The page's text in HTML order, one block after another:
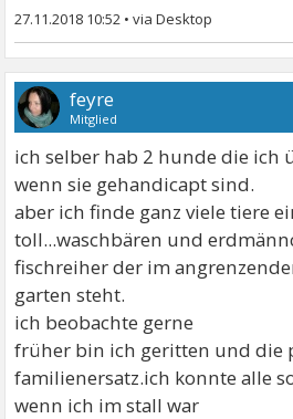
27.11.2018 10:52 •
feyre
Mitglied
ich selber hab 2 hunde die ich
wenn sie gehandicapt sind.
aber ich finde ganz viele tiere
toll...waschbären und
fischreiher der im
garten steht.
ich beobachte gerne
früher bin ich geritten und die
familienersatz.ich konnte alle
wenn ich im stall war